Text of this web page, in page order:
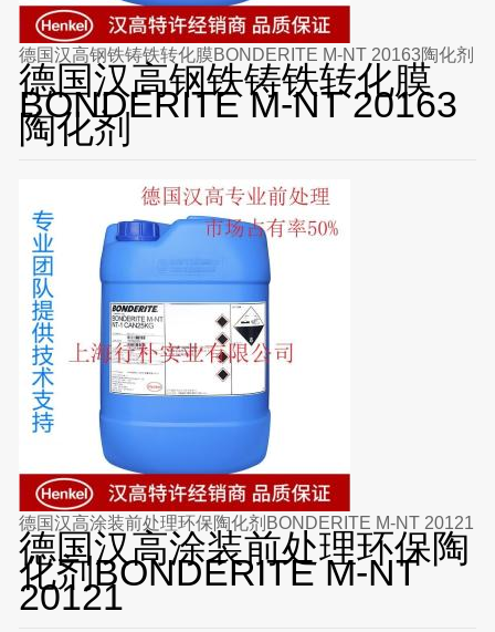
德国汉高钢铁铸铁转化膜BONDERITE M-NT 20163陶化剂
德国汉高钢铁铸铁转化膜
BONDERITE M-NT 20163
陶化剂
德国汉高涂装前处理环保陶化剂BONDERITE M-NT 20121
德国汉高涂装前处理环保陶
化剂BONDERITE M-NT
20121